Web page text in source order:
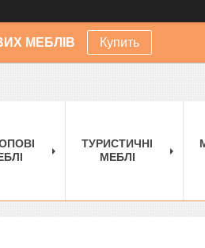
МЕБЛІВ Купить
ТУРИСТИЧНІ
МЕБЛІ